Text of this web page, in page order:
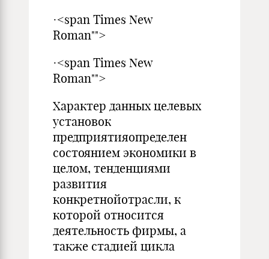
·<span Times New
Roman"">
·<span Times New
Roman"">
Характер данных целевых
установок
предприятияопределен
состоянием экономики в
целом, тенденциями
развития
конкретнойотрасли, к
которой относится
деятельность фирмы, а
также стадией цикла